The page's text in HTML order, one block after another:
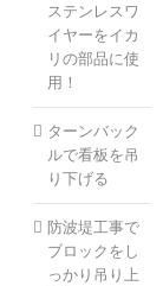
ステンレスワ
イヤーをイカ
リの部品に使
用！
ターンバック
ルで看板を吊
り下げる
防波堤工事で
ブロックをし
っかり吊り上